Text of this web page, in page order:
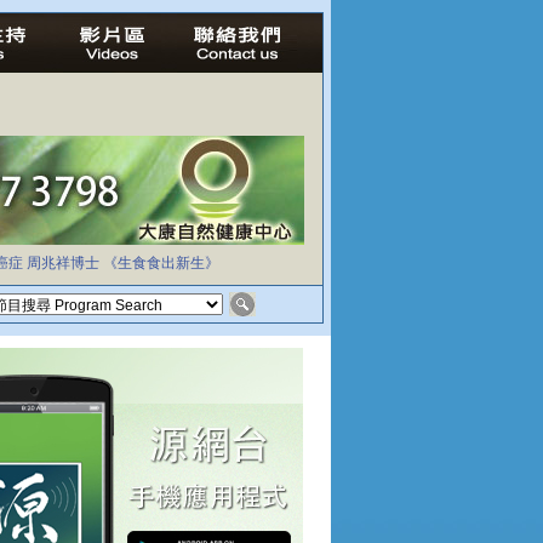
症 周兆祥博士 《生食食出新生》